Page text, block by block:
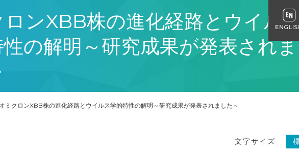
ロンXBB株の進化経路とウイル
の解明～研究成果が発表されま
オミクロンXBB株の進化経路とウイルス学的特性の解明～研究成果が発表されました～
文字サイズ